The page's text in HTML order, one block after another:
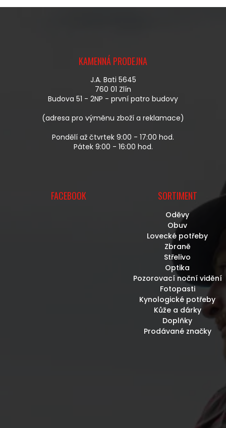
V
K
Y
V
Ý
I
U
V
KAMENNÁ PRODEJNA
J.A. Bati 5645
760 01 Zlín
Budova 51 - 2NP - první patro budovy
(adresa pro výměnu zboží a reklamace)
Pondělí až čtvrtek 9:00 - 17:00 hod.
Pátek 9:00 - 16:00 hod.
FACEBOOK SORTIMENT
Oděvy
Obuv
Lovecké potřeby
Zbraně
Střelivo
Optika
Pozorovací noční vidění
Fotopasti
Kynologické potřeby
Kůže a dárky
Doplňky
Prodávané značky